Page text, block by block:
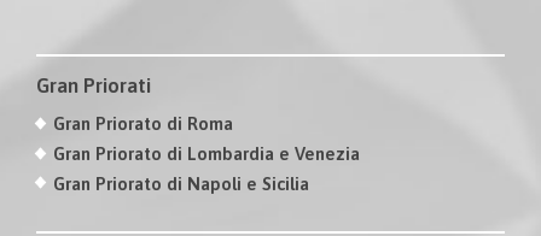
Gran Priorati
Gran Priorato di Roma
Gran Priorato di Lombardia e Venezia
Gran Priorato di Napoli e Sicilia